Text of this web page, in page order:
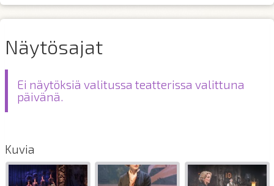
Näytösajat
Ei näytöksiä valitussa teatterissa valittuna
päivänä.
Kuvia